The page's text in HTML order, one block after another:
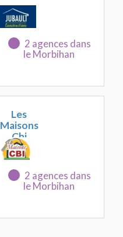
2 agences dans
le Morbihan
Les
Maisons
Cbi
2 agences dans
le Morbihan